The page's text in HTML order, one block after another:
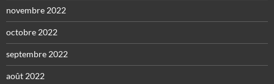
novembre 2022
octobre 2022
septembre 2022
août 2022